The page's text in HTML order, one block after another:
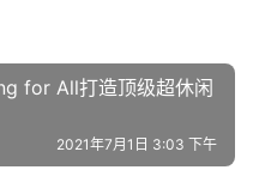
for All打造顶级超休闲
2021年7月1日 3:03 下午